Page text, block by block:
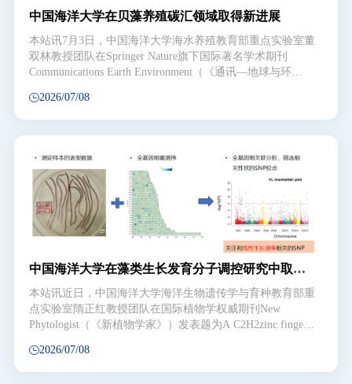
中国海洋大学在贝藻养殖碳汇领域取得新进展
本站讯7月3日，中国海洋大学海水养殖教育部重点实验室董
双林教授团队在Springer Nature旗下国际著名学术期刊
Communications Earth Environment（《通讯—地球与环
macroalgae on carbon storage in a co-culture ecosystem（鲍鱼
与大型海藻在间养生态系统中对碳储存的协同效应）的研究
成果。鲍鱼是具有重要经济价值的植食性腹足纲贝类。2022
养会通过呼吸、生物钙化向海水中释放二氧化碳，而大型海
藻可以吸收二氧化碳，但鲍藻混养或称间养系统对全球气候
变化的影响仍不清楚。为此，董双林教授团队利用受控中尺
度实验生态系统，研究了鲍、藻分别单养和鲍-藻混养养殖
生态系统的固碳潜力和形成机制。鲍−藻间养：变增碳推手
为降碳能手研究结果显示，鲍鱼单养是大气CO₂升高的推
手，每生产1克鲍鱼蛋白质会向大气排放2.43克二氧化碳；
而鲍−藻间养可使鲍鱼变为碳汇能手，每生产1克鲍鱼蛋白
质能吸收1.46
2026/07/08
中国海洋大学在藻类生长发育分子调控研究中取得
新进展
本站讯近日，中国海洋大学海洋生物遗传学与育种教育部重
点实验室隋正红教授团队在国际植物学权威期刊New
Phytologist（《新植物学家》）发表题为A C2H2zinc finger
Gracilariopsis lemaneiformis via MCM helicase
activation（《C2H2锌指转录因子通过激活MCM解旋酶介导
2026/07/08